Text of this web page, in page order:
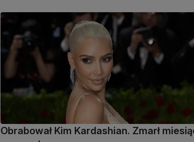
Obrabował Kim Kardashian. Zmarł